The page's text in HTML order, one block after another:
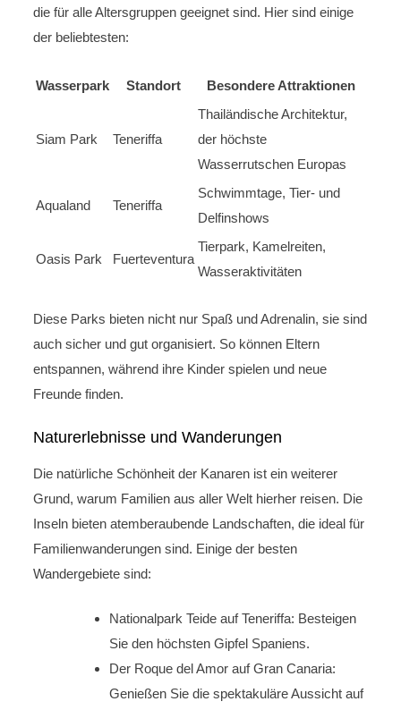
die für alle Altersgruppen geeignet sind. Hier sind einige
der beliebtesten:
Wasserpark Standort Besondere Attraktionen
Siam Park Teneriffa
Thailändische Architektur,
der höchste
Wasserrutschen Europas
Aqualand Teneriffa
Schwimmtage, Tier- und
Delfinshows
Oasis Park Fuerteventura
Tierpark, Kamelreiten,
Wasseraktivitäten
Diese Parks bieten nicht nur Spaß und Adrenalin, sie sind
auch sicher und gut organisiert. So können Eltern
entspannen, während ihre Kinder spielen und neue
Freunde finden.
Naturerlebnisse und Wanderungen
Die natürliche Schönheit der Kanaren ist ein weiterer
Grund, warum Familien aus aller Welt hierher reisen. Die
Inseln bieten atemberaubende Landschaften, die ideal für
Familienwanderungen sind. Einige der besten
Wandergebiete sind:
Nationalpark Teide auf Teneriffa: Besteigen
Sie den höchsten Gipfel Spaniens.
Der Roque del Amor auf Gran Canaria:
Genießen Sie die spektakuläre Aussicht auf